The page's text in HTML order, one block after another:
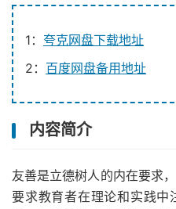
1： 夸克网盘下载地址
2： 百度网盘备用地址
内容简介
友善是立德树人的内在要求
要求教育者在理论和实践中